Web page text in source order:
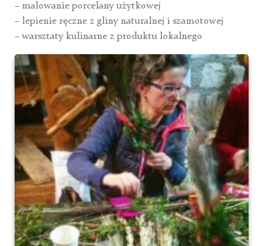
– malowanie porcelany użytkowej
– lepienie ręczne z gliny naturalnej i szamotowej
– warsztaty kulinarne z produktu lokalnego